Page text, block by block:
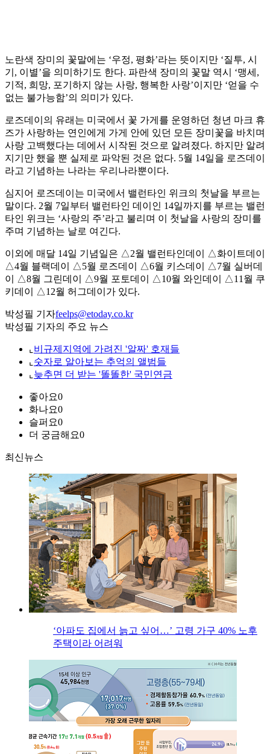
노란색 장미의 꽃말에는 ‘우정, 평화’라는 뜻이지만 ‘질투, 시
기, 이별’을 의미하기도 한다. 파란색 장미의 꽃말 역시 ‘맹세,
기적, 희망, 포기하지 않는 사랑, 행복한 사랑’이지만 ‘얻을 수
없는 불가능함’의 의미가 있다.
로즈데이의 유래는 미국에서 꽃 가게를 운영하던 청년 마크 휴
즈가 사랑하는 연인에게 가게 안에 있던 모든 장미꽃을 바치며
사랑 고백했다는 데에서 시작된 것으로 알려졌다. 하지만 알려
지기만 했을 뿐 실제로 파악된 것은 없다. 5월 14일을 로즈데이
라고 기념하는 나라는 우리나라뿐이다.
심지어 로즈데이는 미국에서 밸런타인 위크의 첫날을 부르는
말이다. 2월 7일부터 밸런타인 데이인 14일까지를 부르는 밸런
타인 위크는 ‘사랑의 주’라고 불리며 이 첫날을 사랑의 장미를
주며 기념하는 날로 여긴다.
이외에 매달 14일 기념일은 △2월 밸런타인데이 △화이트데이
△4월 블랙데이 △5월 로즈데이 △6월 키스데이 △7월 실버데
이 △8월 그린데이 △9월 포토데이 △10월 와인데이 △11월 쿠
키데이 △12월 허그데이가 있다.
박성필 기자feelps@etoday.co.kr
박성필 기자의 주요 뉴스
⌞ 비규제지역에 가려진 '알짜' 호재들
⌞ 숫자로 알아보는 추억의 앨범들
⌞ 늦추면 더 받는 '똘똘한' 국민연금
좋아요0
화나요0
슬퍼요0
더 궁금해요0
최신뉴스
‘아파도 집에서 늙고 싶어…’ 고령 가구 40% 노후
주택이라 어려워